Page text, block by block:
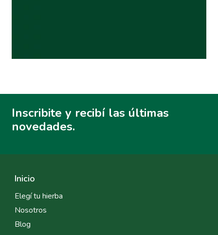
Inscribite y recibí las últimas
novedades.
Inicio
Elegí tu hierba
Nosotros
Blog